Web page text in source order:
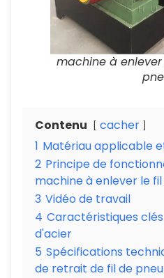
machine à
Contenu
cacher
1 Matériau applicable
2 Principe de
machine à enlever le
3 Vidéo de travail
4 Caractéristiques
d'acier
5 Spécifications
de retrait de fil de pneu